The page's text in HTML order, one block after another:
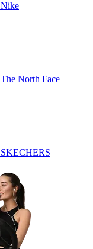
Nike
The North Face
SKECHERS